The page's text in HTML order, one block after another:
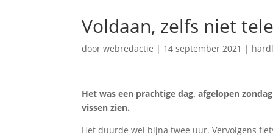
Voldaan, zelfs niet
doorwebredactie | 14 september 2021 |
Het was een prachtige dag, afgelopen
vissen zien.
Het duurde wel bijna twee uur. Vervolgens